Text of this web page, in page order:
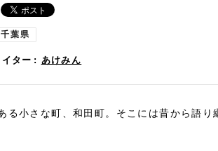
千葉県
ター あけみん
る小さな町、和田町。そこには昔から語